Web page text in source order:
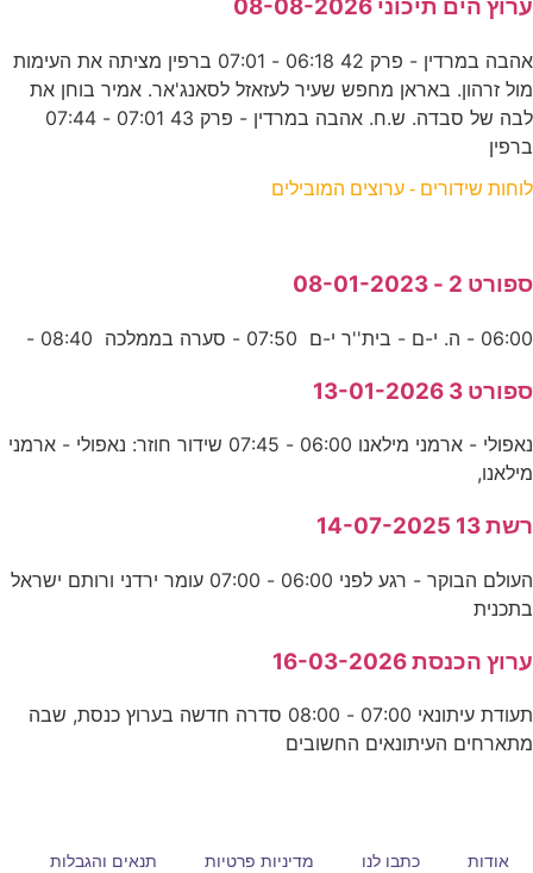
ערוץ הים תיכוני 08-08-2026
אהבה במרדין - פרק 42 06:18 - 07:01 ברפין מציתה את העימות
מול זרהון. באראן מחפש שעיר לעזאזל לסאנג'אר. אמיר בוחן את
לבה של סבדה. ש.ח. אהבה במרדין - פרק 43 07:01 - 07:44
ברפין
לוחות שידורים - ערוצים המובילים
ספורט 2 - 08-01-2023
06:00 - ה. י-ם - בית''ר י-ם 07:50 - סערה בממלכה 08:40 -
ספורט 3 13-01-2026
נאפולי - ארמני מילאנו 06:00 - 07:45 שידור חוזר: נאפולי - ארמני
מילאנו,
רשת 13 14-07-2025
העולם הבוקר - רגע לפני 06:00 - 07:00 עומר ירדני ורותם ישראל
בתכנית
ערוץ הכנסת 16-03-2026
תעודת עיתונאי 07:00 - 08:00 סדרה חדשה בערוץ כנסת, שבה
מתארחים העיתונאים החשובים
אודות כתבו לנו מדיניות פרטיות תנאים והגבלות